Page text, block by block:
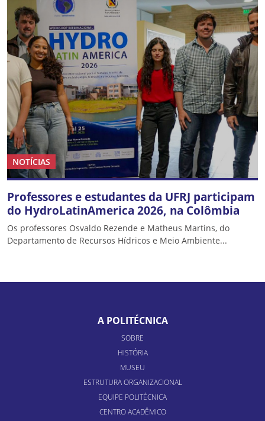
NOTÍCIAS
Professores e estudantes da UFRJ participam
do HydroLatinAmerica 2026, na Colômbia
Os professores Osvaldo Rezende e Matheus Martins, do
Departamento de Recursos Hídricos e Meio Ambiente...
A POLITÉCNICA
SOBRE
HISTÓRIA
MUSEU
ESTRUTURA ORGANIZACIONAL
EQUIPE POLITÉCNICA
CENTRO ACADÊMICO